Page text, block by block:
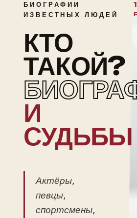
БИОГРАФИИ
ИЗВЕСТНЫХ ЛЮДЕЙ
КТО
ТАКОЙ?
И
СУДЬБЫ
Актёры,
певцы,
спортсмены,